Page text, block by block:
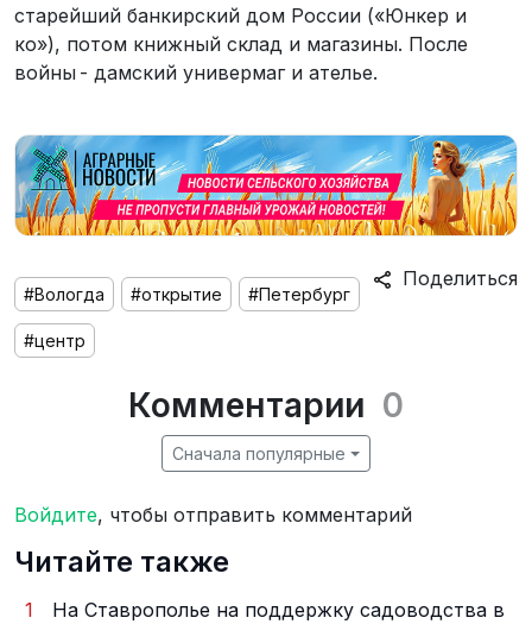
старейший банкирский дом России («Юнкер и
ко»), потом книжный склад и магазины. После
войны - дамский универмаг и ателье.
Поделиться
#Вологда #открытие #Петербург
#центр
Комментарии 0
Сначала популярные
Войдите, чтобы отправить комментарий
Читайте также
1
На Ставрополье на поддержку садоводства в